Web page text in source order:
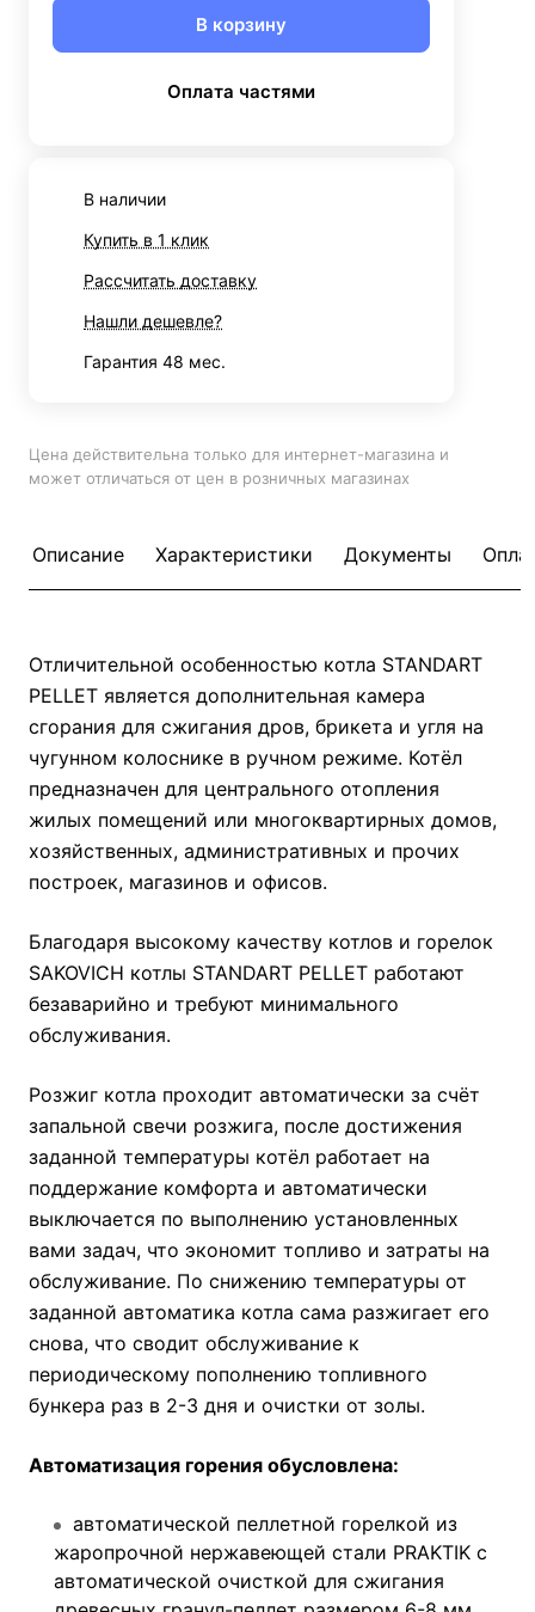
В корзину
Оплата частями
В наличии
Купить в 1 клик
Рассчитать доставку
Нашли дешевле?
Гарантия 48 мес.
Цена действительна только для интернет-магазина и
может отличаться от цен в розничных магазинах
Описание Характеристики Документы
Отличительной особенностью котла STANDART
PELLET является дополнительная камера
сгорания для сжигания дров, брикета и угля на
чугунном колоснике в ручном режиме. Котёл
предназначен для центрального отопления
жилых помещений или многоквартирных домов,
хозяйственных, административных и прочих
построек, магазинов и офисов.
Благодаря высокому качеству котлов и горелок
SAKOVICH котлы STANDART PELLET работают
безаварийно и требуют минимального
обслуживания.
Розжиг котла проходит автоматически за счёт
запальной свечи розжига, после достижения
заданной температуры котёл работает на
поддержание комфорта и автоматически
выключается по выполнению установленных
вами задач, что экономит топливо и затраты на
обслуживание. По снижению температуры от
заданной автоматика котла сама разжигает его
снова, что сводит обслуживание к
периодическому пополнению топливного
бункера раз в 2-3 дня и очистки от золы.
Автоматизация горения обусловлена:
автоматической пеллетной горелкой из
жаропрочной нержавеющей стали PRAKTIK с
автоматической очисткой для сжигания